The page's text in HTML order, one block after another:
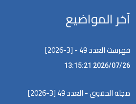
آخر المواضيع
فهرست العدد 49 - [3-2026]
2026/07/26 13:15:21
مجلة الحقوق - العدد 49 [3-2026]